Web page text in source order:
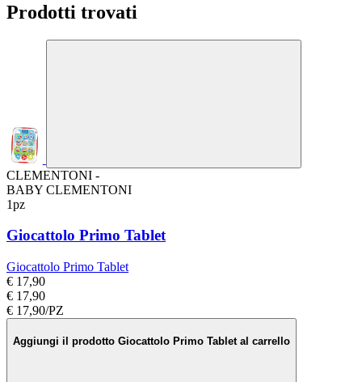
Prodotti trovati
CLEMENTONI -
BABY CLEMENTONI
1pz
Giocattolo Primo Tablet
Giocattolo Primo Tablet
€ 17,90
€ 17,90
€ 17,90/PZ
Aggiungi il prodotto Giocattolo Primo Tablet al carrello